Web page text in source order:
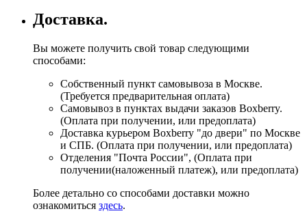
Доставка.
Вы можете получить свой товар следующими
способами:
Собственный пункт самовывоза в Москве.
(Требуется предварительная оплата)
Самовывоз в пунктах выдачи заказов Boxberry.
(Оплата при получении, или предоплата)
Доставка курьером Boxberry "до двери" по Москве
и СПБ. (Оплата при получении, или предоплата)
Отделения "Почта России", (Оплата при
получении(наложенный платеж), или предоплата)
Более детально со способами доставки можно
ознакомиться здесь.